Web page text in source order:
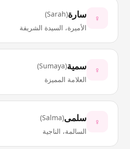
♀ سارة(
Sarah
)
الأميرة، السيدة الشريفة
♀ سمية(
Sumaya
)
العلامة المميزة
♀ سلمى(
Salma
)
السالمة، الناجية